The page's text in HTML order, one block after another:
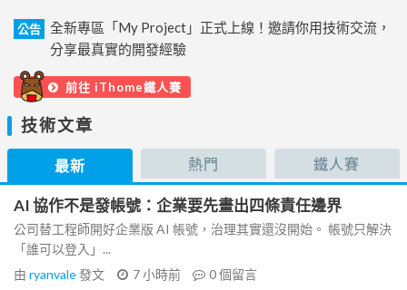
公告
全新專區「My Project」正式上線！邀請你用技術交流，
分享最真實的開發經驗
前往 iThome鐵人賽
技術文章
最新 熱門 鐵人賽
AI 協作不是發帳號：企業要先畫出四條責任邊界
公司替工程師開好企業版 AI 帳號，治理其實還沒開始。 帳號只解決
「誰可以登入」...
由 ryanvale發文 7 小時前 0個留言